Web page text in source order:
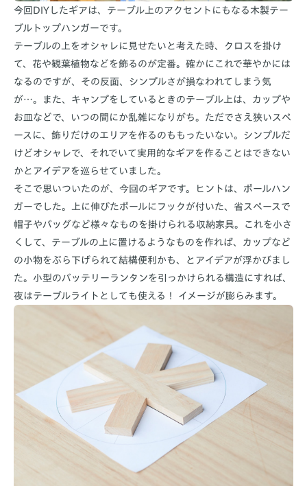
今回DIYしたギアは、テーブル上のアクセントにもなる木製テー
ブルトップハンガーです。
テーブルの上をオシャレに見せたいと考えた時、クロスを掛け
て、花や観葉植物などを飾るのが定番。確かにこれで華やかには
なるのですが、その反面、シンプルさが損なわれてしまう気
が…。また、キャンプをしているときのテーブル上は、カップや
お皿などで、いつの間にか乱雑になりがち。ただでさえ狭いスペ
ースに、飾りだけのエリアを作るのももったいない。シンプルだ
けどオシャレで、それでいて実用的なギアを作ることはできない
かとアイデアを巡らせていました。
そこで思いついたのが、今回のギアです。ヒントは、ポールハン
ガーでした。上に伸びたポールにフックが付いた、省スペースで
帽子やバッグなど様々なものを掛けられる収納家具。これを小さ
くして、テーブルの上に置けるようなものを作れば、カップなど
の小物をぶら下げられて結構便利かも、とアイデアが浮かびまし
た。小型のバッテリーランタンを引っかけられる構造にすれば、
夜はテーブルライトとしても使える！ イメージが膨らみます。